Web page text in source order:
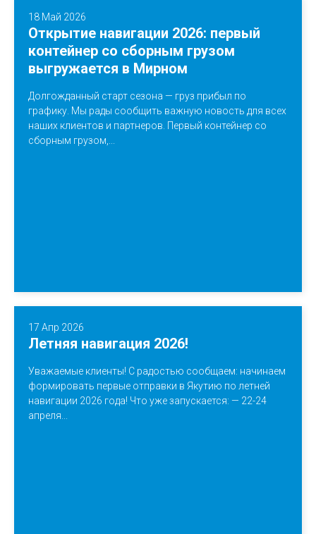
18 Май 2026
Открытие навигации 2026: первый
контейнер со сборным грузом
выгружается в Мирном
Долгожданный старт сезона — груз прибыл по
графику. Мы рады сообщить важную новость для всех
наших клиентов и партнеров. Первый контейнер со
сборным грузом,...
17 Апр 2026
Летняя навигация 2026!
Уважаемые клиенты! С радостью сообщаем: начинаем
формировать первые отправки в Якутию по летней
навигации 2026 года! Что уже запускается: — 22-24
апреля...